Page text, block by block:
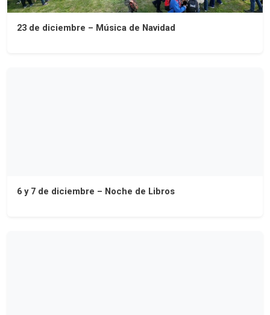
23 de diciembre – Música de Navidad
6 y 7 de diciembre – Noche de Libros